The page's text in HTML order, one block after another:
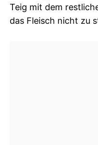
Teig mit dem
das Fleisch nicht zu